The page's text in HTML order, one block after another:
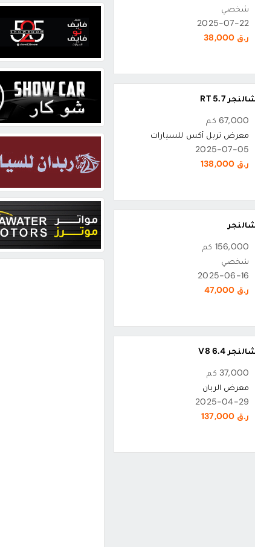
شخصي
2025-07-22
ر.ق 38,000
67,000 كم
معرض تربل أكس للسيارات
2025-07-05
ر.ق 138,000
156,000 كم
شخصي
2025-06-16
ر.ق 47,000
37,000 كم
معرض الربان
2025-04-29
ر.ق 137,000